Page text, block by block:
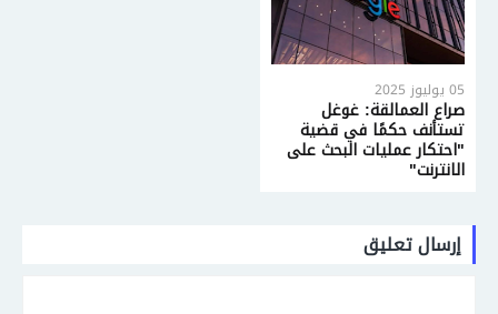
05 يوليوز 2025
صراع العمالقة: غوغل
تستأنف حكمًا في قضية
"احتكار عمليات البحث على
الانترنت"
إرسال تعليق